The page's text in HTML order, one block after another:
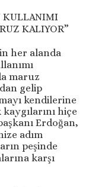
KULLANIMI
KALIYOR”
her alanda
maruz
gelip
kendilerine
hiçe
Erdoğan,
adım
peşinde
karşı